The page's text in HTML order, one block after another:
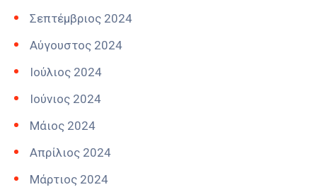
Σεπτέμβριος 2024
Αύγουστος 2024
Ιούλιος 2024
Ιούνιος 2024
Μάιος 2024
Απρίλιος 2024
Μάρτιος 2024